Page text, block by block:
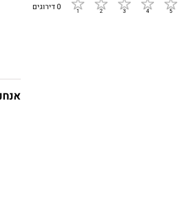
0 דירוגים